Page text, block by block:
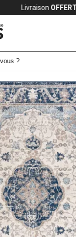
Payez jusqu'à 12x